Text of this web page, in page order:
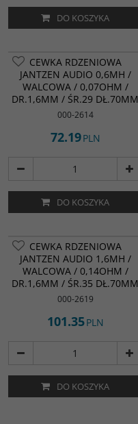
DO KOSZYKA
NOWOŚĆ
CEWKA RDZENIOWA
JANTZEN AUDIO 0,6MH /
WALCOWA / 0,07OHM /
DR.1,6MM / ŚR.29 DŁ.70MM
000-2614
72.19PLN
DO KOSZYKA
CEWKA RDZENIOWA
JANTZEN AUDIO 1,6MH /
WALCOWA / 0,14OHM /
DR.1,6MM / ŚR.35 DŁ.70MM
000-2619
101.35PLN
DO KOSZYKA